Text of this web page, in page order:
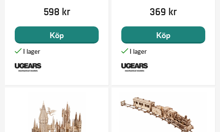
598 kr
Köp
369 kr
Köp